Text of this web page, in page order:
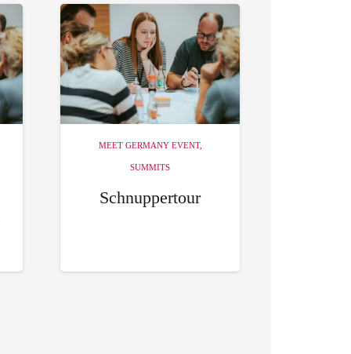
MEET GERMANY EVENT,
SUMMITS
Schnuppertour